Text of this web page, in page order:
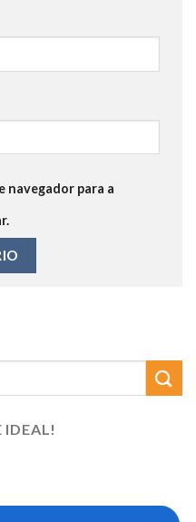
navegador para a
IDEAL!